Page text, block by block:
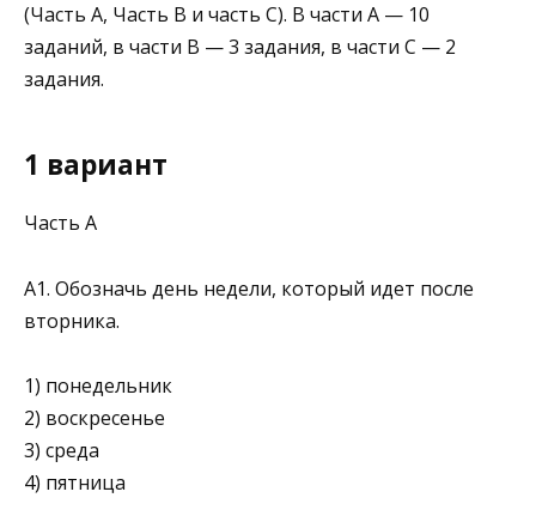
(Часть А, Часть В и часть С). В части А — 10
заданий, в части В — 3 задания, в части С — 2
задания.
1 вариант
Часть А
А1. Обозначь день недели, который идет после
втор­ника.
1) понедельник
2) воскресенье
3) среда
4) пятница